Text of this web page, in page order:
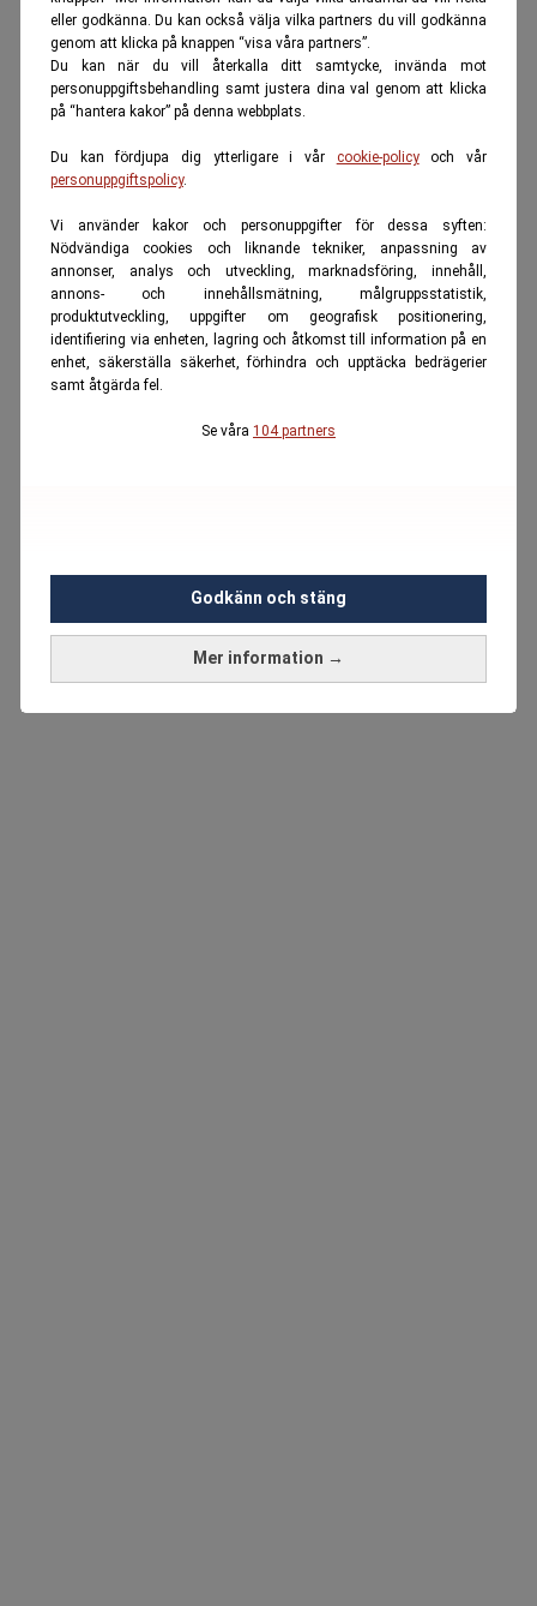
eller godkänna. Du kan också välja vilka partners du vill godkänna
genom att klicka på knappen “visa våra partners”.
Du kan när du vill återkalla ditt samtycke, invända mot
personuppgiftsbehandling samt justera dina val genom att klicka
på “hantera kakor” på denna webbplats.
Du kan fördjupa dig ytterligare i vår cookie-policyoch vår
personuppgiftspolicy.
Vi använder kakor och personuppgifter för dessa syften:
Nödvändiga cookies och liknande tekniker, anpassning av
annonser, analys och utveckling, marknadsföring, innehåll,
annons- och innehållsmätning, målgruppsstatistik,
produktutveckling, uppgifter om geografisk positionering,
identifiering via enheten, lagring och åtkomst till information på en
enhet, säkerställa säkerhet, förhindra och upptäcka bedrägerier
samt åtgärda fel.
Se våra 104 partners
Mer information →
Godkänn och stäng